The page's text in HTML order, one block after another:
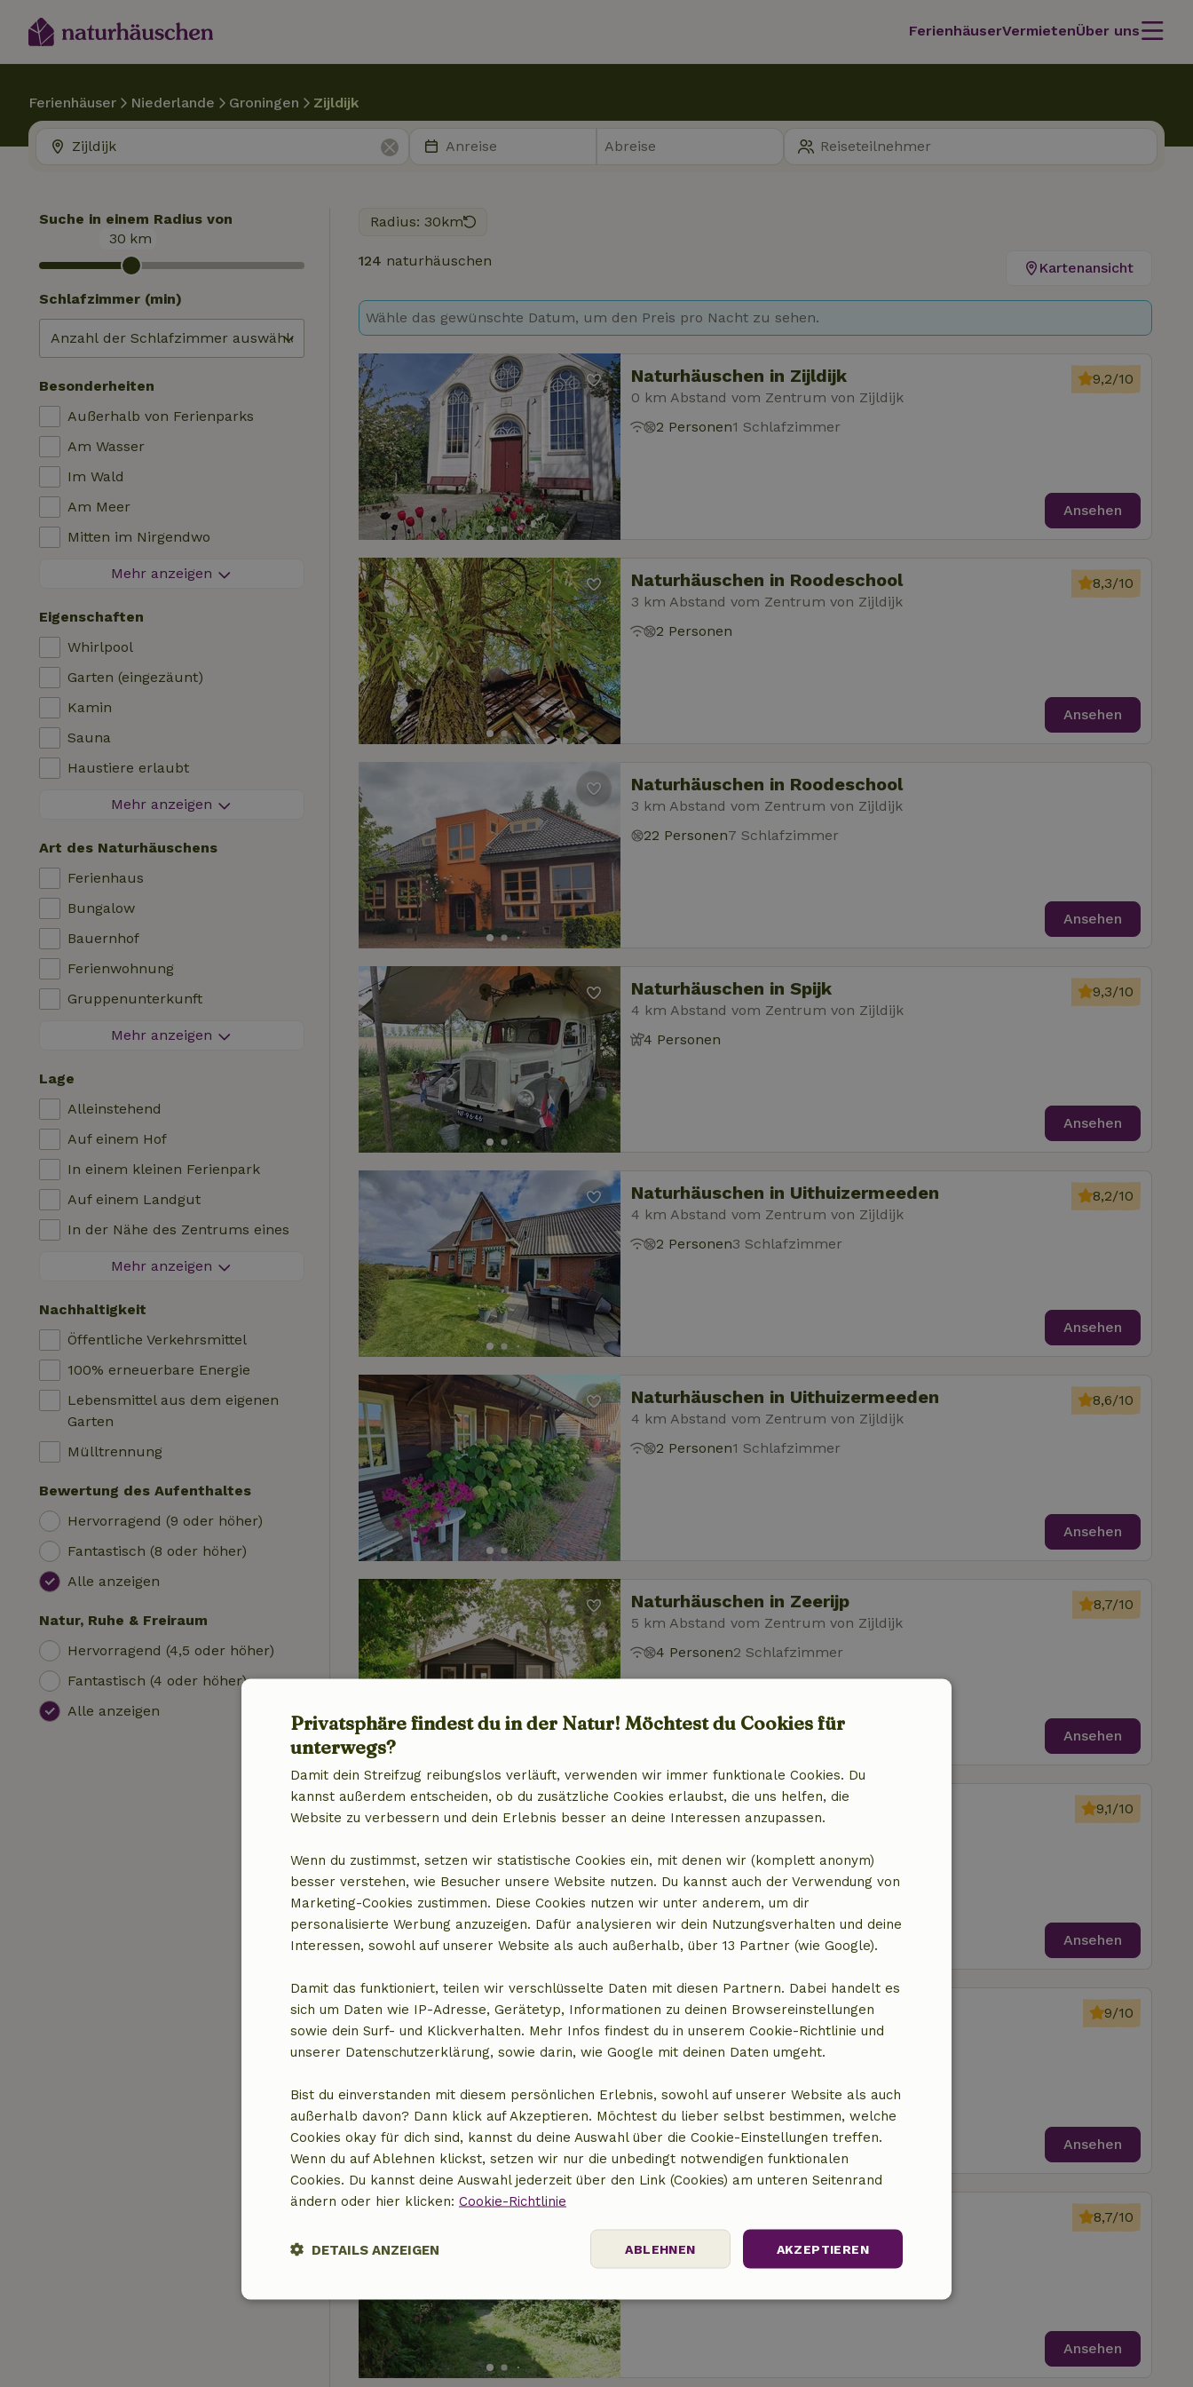
FerienhäuserVermietenÜber uns
Ferienhäuser Niederlande Groningen Zijldijk
Radius: 30km
124 naturhäuschen Kartenansicht
Wähle das gewünschte Datum, um den Preis pro Nacht zu sehen.
Naturhäuschen in Zijldijk
0 km Abstand vom Zentrum von Zijldijk
9,2/10
2 Personen1 Schlafzimmer
Ansehen
Naturhäuschen in Roodeschool
3 km Abstand vom Zentrum von Zijldijk
8,3/10
2 Personen
Ansehen
Naturhäuschen in Roodeschool
3 km Abstand vom Zentrum von Zijldijk
22 Personen7 Schlafzimmer
Ansehen
Naturhäuschen in Spijk
4 km Abstand vom Zentrum von Zijldijk
9,3/10
4 Personen
Ansehen
Naturhäuschen in Uithuizermeeden
4 km Abstand vom Zentrum von Zijldijk
8,2/10
2 Personen3 Schlafzimmer
Ansehen
Naturhäuschen in Uithuizermeeden
4 km Abstand vom Zentrum von Zijldijk
8,6/10
2 Personen1 Schlafzimmer
Ansehen
Naturhäuschen in Zeerijp
5 km Abstand vom Zentrum von Zijldijk
8,7/10
4 Personen2 Schlafzimmer
Ansehen
Naturhäuschen in Zeerijp
5 km Abstand vom Zentrum von Zijldijk
9,1/10
4 Personen2 Schlafzimmer
Ansehen
Naturhäuschen in Leermens
6 km Abstand vom Zentrum von Zijldijk
9/10
4 Personen2 Schlafzimmer
Ansehen
6 km Abstand vom Zentrum von Zijldijk
8,7/10
2 Personen1 Schlafzimmer
Ansehen
Suche in einem Radius von
30 km
Schlafzimmer (min)
Besonderheiten
Außerhalb von Ferienparks
Am Wasser
Im Wald
Am Meer
Mitten im Nirgendwo
Zwischen Feldern
Auf einem Polder
In den Bergen
Abgeschieden
Im Obstgarten
Angelmöglichkeiten in der Nähe
Mehr anzeigen
Eigenschaften
Whirlpool
Garten (eingezäunt)
Kamin
Sauna
Haustiere erlaubt
Feuerwerksfreier Bereich
Sofortige Buchung
Waschmaschine
Geschirrspülmaschine
Gartenmöbel
Internetzugang (WLAN)
Kühlschrank mit Gefrierfach
Garten
Internet
Ofen
Grill
Heizung (zentral)
Kinderstuhl
Autoladestation
Schwimmbecken (geteilt)
Rollstuhlfreundlich
Schwimmbecken (privat)
Mehr anzeigen
Art des Naturhäuschens
Ferienhaus
Bungalow
Bauernhof
Ferienwohnung
Gruppenunterkunft
Tiny House
Landhaus
Chalet
Villa
Glamping
Blockhütte
Unterkunft
Wohnmobil
Hütte
Safari-Zelt
Jurte
Boot
Baumhaus
Wikkelhaus
Mehr anzeigen
Lage
Alleinstehend
Auf einem Hof
In einem kleinen Ferienpark
Auf einem Landgut
In der Nähe des Zentrums eines
Auf einer Insel
Mehr anzeigen
Nachhaltigkeit
Öffentliche Verkehrsmittel
100% erneuerbare Energie
Lebensmittel aus dem eigenen
Garten
Mülltrennung
Bewertung des Aufenthaltes
Hervorragend (9 oder höher)
Fantastisch (8 oder höher)
Alle anzeigen
Natur, Ruhe & Freiraum
Hervorragend (4,5 oder höher)
Fantastisch (4 oder höher)
Alle anzeigen
Privatsphäre findest du in der Natur! Möchtest du Cookies für
unterwegs?
Damit dein Streifzug reibungslos verläuft, verwenden wir immer funktionale Cookies. Du
kannst außerdem entscheiden, ob du zusätzliche Cookies erlaubst, die uns helfen, die
Website zu verbessern und dein Erlebnis besser an deine Interessen anzupassen.
Wenn du zustimmst, setzen wir statistische Cookies ein, mit denen wir (komplett anonym)
besser verstehen, wie Besucher unsere Website nutzen. Du kannst auch der Verwendung von
Marketing-Cookies zustimmen. Diese Cookies nutzen wir unter anderem, um dir
personalisierte Werbung anzuzeigen. Dafür analysieren wir dein Nutzungsverhalten und deine
Interessen, sowohl auf unserer Website als auch außerhalb, über 13 Partner (wie Google).
Damit das funktioniert, teilen wir verschlüsselte Daten mit diesen Partnern. Dabei handelt es
sich um Daten wie IP-Adresse, Gerätetyp, Informationen zu deinen Browsereinstellungen
sowie dein Surf- und Klickverhalten. Mehr Infos findest du in unserem Cookie-Richtlinie und
unserer Datenschutzerklärung, sowie darin, wie Google mit deinen Daten umgeht.
Bist du einverstanden mit diesem persönlichen Erlebnis, sowohl auf unserer Website als auch
außerhalb davon? Dann klick auf Akzeptieren. Möchtest du lieber selbst bestimmen, welche
Cookies okay für dich sind, kannst du deine Auswahl über die Cookie-Einstellungen treffen.
Wenn du auf Ablehnen klickst, setzen wir nur die unbedingt notwendigen funktionalen
Cookies. Du kannst deine Auswahl jederzeit über den Link (Cookies) am unteren Seitenrand
ändern oder hier klicken: Cookie-Richtlinie
AKZEPTIEREN
ABLEHNEN
DETAILS ANZEIGEN
Unbedingt
erforderlich
Performance Targeting Funktionalität Unklassifizierte